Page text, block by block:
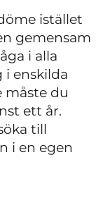
istället
gemensam
i alla
i enskilda
måste du
ett år.
till
i en egen